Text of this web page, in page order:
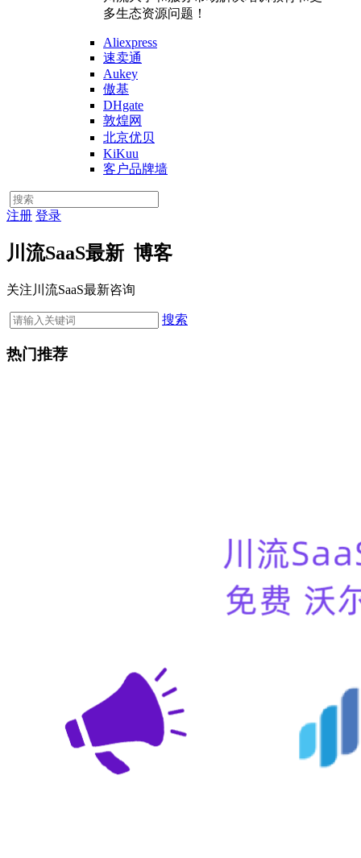
多生态资源问题！
Aliexpress
速卖通
Aukey
傲基
DHgate
敦煌网
北京优贝
KiKuu
客户品牌墙
注册 登录
川流SaaS最新 博客
关注川流SaaS最新咨询
搜索
热门推荐